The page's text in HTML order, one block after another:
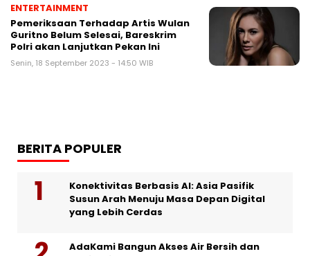
ENTERTAINMENT
Pemeriksaan Terhadap Artis Wulan
Guritno Belum Selesai, Bareskrim
Polri akan Lanjutkan Pekan Ini
Senin, 18 September 2023 - 14:50 WIB
BERITA POPULER
Konektivitas Berbasis AI: Asia Pasifik
Susun Arah Menuju Masa Depan Digital
yang Lebih Cerdas
AdaKami Bangun Akses Air Bersih dan